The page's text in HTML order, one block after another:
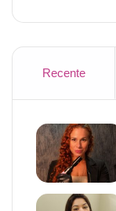
Recente